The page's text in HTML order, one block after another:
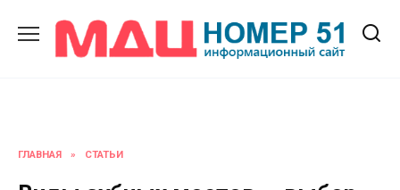
содержанию
ГЛАВНАЯ » СТАТЬИ